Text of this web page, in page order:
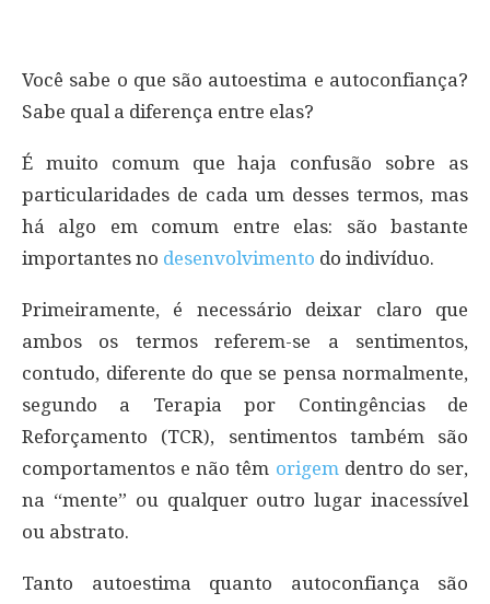
Você sabe o que são autoestima e autoconfiança?
Sabe qual a diferença entre elas?
É muito comum que haja confusão sobre as
particularidades de cada um desses termos, mas
há algo em comum entre elas: são bastante
importantes no desenvolvimento do indivíduo.
Primeiramente, é necessário deixar claro que
ambos os termos referem-se a sentimentos,
contudo, diferente do que se pensa normalmente,
segundo a Terapia por Contingências de
Reforçamento (TCR), sentimentos também são
comportamentos e não têm origemdentro do ser,
na “mente” ou qualquer outro lugar inacessível
ou abstrato.
Tanto autoestima quanto autoconfiança são